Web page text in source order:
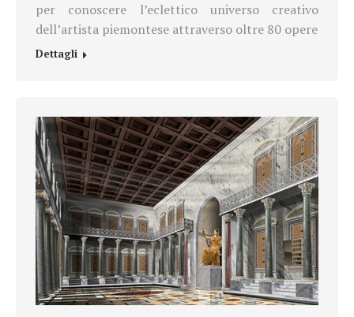
per conoscere l’eclettico universo creativo
dell’artista piemontese attraverso oltre 80 opere
Dettagli